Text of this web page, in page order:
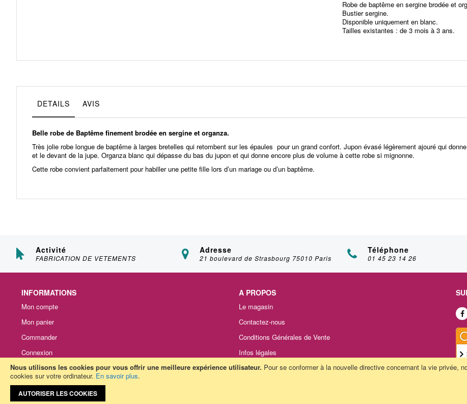
Nous utilisons les cookies pour vous offrir une meilleure expérience utilisateur. Pour se conformer à la nouvelle directive concernant la vie privée,
cookies sur votre ordinateur. En savoir plus.
AUTORISER LES COOKIES
Robe de baptême en sergine brodée et
Bustier sergine.
Disponible uniquement en blanc.
Tailles existantes : de 3 mois à 3 ans.
DETAILS
Belle robe de Baptême finement brodée en sergine et organza.
Très jolie robe longue de baptême à larges bretelles qui retombent sur les épaules pour un grand confort. Jupon évasé légèrement ajouré qui
et le devant de la jupe. Organza blanc qui dépasse du bas du jupon et qui donne encore plus de volume à cette robe si mignonne.
Cette robe convient parfaitement pour habiller une petite fille lors d’un mariage ou d’un baptême.
AVIS
Activité
FABRICATION DE VETEMENTS
Adresse
21 boulevard de Strasbourg 75010 Paris
Téléphone
01 45 23 14 26
INFORMATIONS
Mon compte
Mon panier
Commander
Connexion
S'enregistrer
A PROPOS
Le magasin
Contactez-nous
Conditions Générales de Vente
Infos légales
plan du site
©